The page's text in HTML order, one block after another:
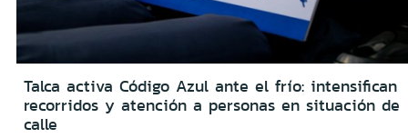
Talca activa Código Azul ante el frío: intensifican
recorridos y atención a personas en situación de
calle